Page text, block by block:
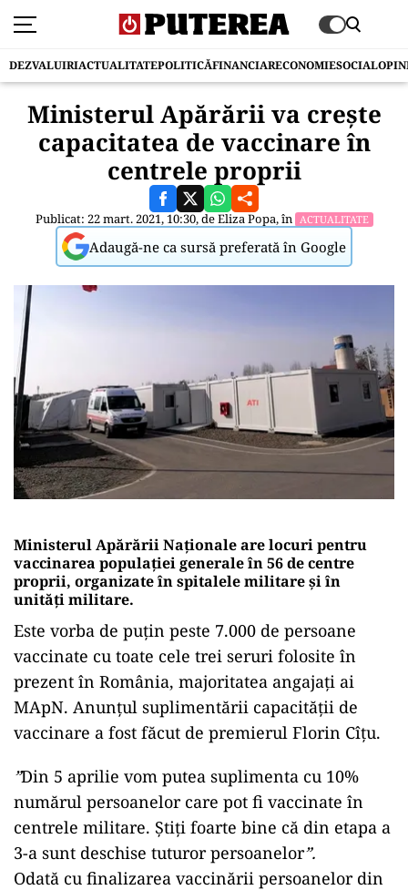
DEZVALUIRIACTUALITATEPOLITICĂFINANCIARECONOMIESOCIAL
Ministerul Apărării va crește
capacitatea de vaccinare în
centrele proprii
Publicat: 22 mart. 2021, 10:30, deEliza Popa, în ACTUALITATE
Adaugă-ne ca sursă preferată în Google
Ministerul Apărării Naționale are locuri pentru
vaccinarea populaţiei generale în 56 de centre
proprii, organizate în spitalele militare şi în
unităţi militare.
Este vorba de puţin peste 7.000 de persoane
vaccinate cu toate cele trei seruri folosite în
prezent în România, majoritatea angajaţi ai
MApN. Anunţul suplimentării capacităţii de
vaccinare a fost făcut de premierul Florin Cîţu.
”Din 5 aprilie vom putea suplimenta cu 10%
numărul persoanelor care pot fi vaccinate în
centrele militare. Știți foarte bine că din etapa a
3-a sunt deschise tuturor persoanelor”.
Odată cu finalizarea vaccinării persoanelor din